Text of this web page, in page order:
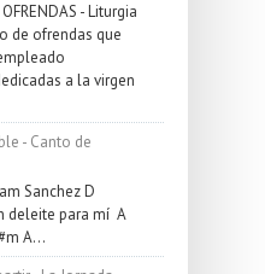
- Liturgia
de ofrendas que
a la virgen
- Canto de
Sanchez D
deleite para mí A